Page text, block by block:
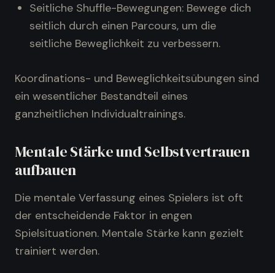
Seitliche Shuffle-Bewegungen: Bewege dich
seitlich durch einen Parcours, um die
seitliche Beweglichkeit zu verbessern.
Koordinations- und Beweglichkeitsübungen sind
ein wesentlicher Bestandteil eines
ganzheitlichen Individualtrainings.
Mentale Stärke und Selbstvertrauen
aufbauen
Die mentale Verfassung eines Spielers ist oft
der entscheidende Faktor in engen
Spielsituationen. Mentale Stärke kann gezielt
trainiert werden.